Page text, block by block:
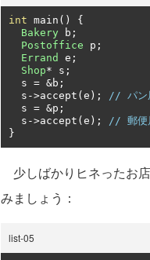
int main ()
{
Bakery b ;
Postoffice p ;
Errand
e ;
Shop* s ;
  s
= &b ;
  s
->accept ( e );
// パン
  s
= &p ;
  s
->accept ( e );
// 郵便
}
少しばかりヒネったお
みましょう：
list-05